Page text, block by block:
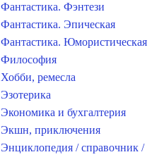
Фантастика. Фэнтези
Фантастика. Эпическая
Фантастика. Юмористическая
Философия
Хобби, ремесла
Эзотерика
Экономика и бухгалтерия
Экшн, приключения
Энциклопедия / справочник /